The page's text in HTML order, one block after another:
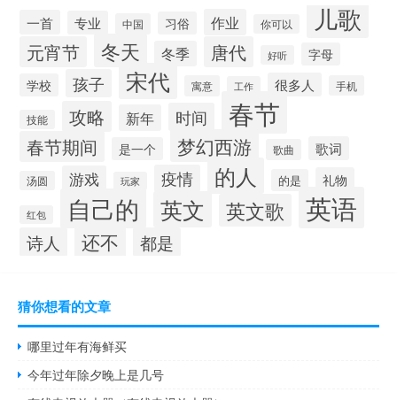
一首 专业 中国 习俗 作业 你可以 儿歌
元宵节 冬天 冬季 唐代 好听
字母
学校
孩子 宋代 寓意 工作 很多人 手机
技能 攻略 新年 时间 春节
春节期间 是一个 梦幻西游 歌曲 歌词
汤圆 游戏 玩家 疫情 的人 的是 礼物
红包 自己的 英文 英文歌 英语
诗人 还不 都是
猜你想看的文章
哪里过年有海鲜买
今年过年除夕晚上是几号